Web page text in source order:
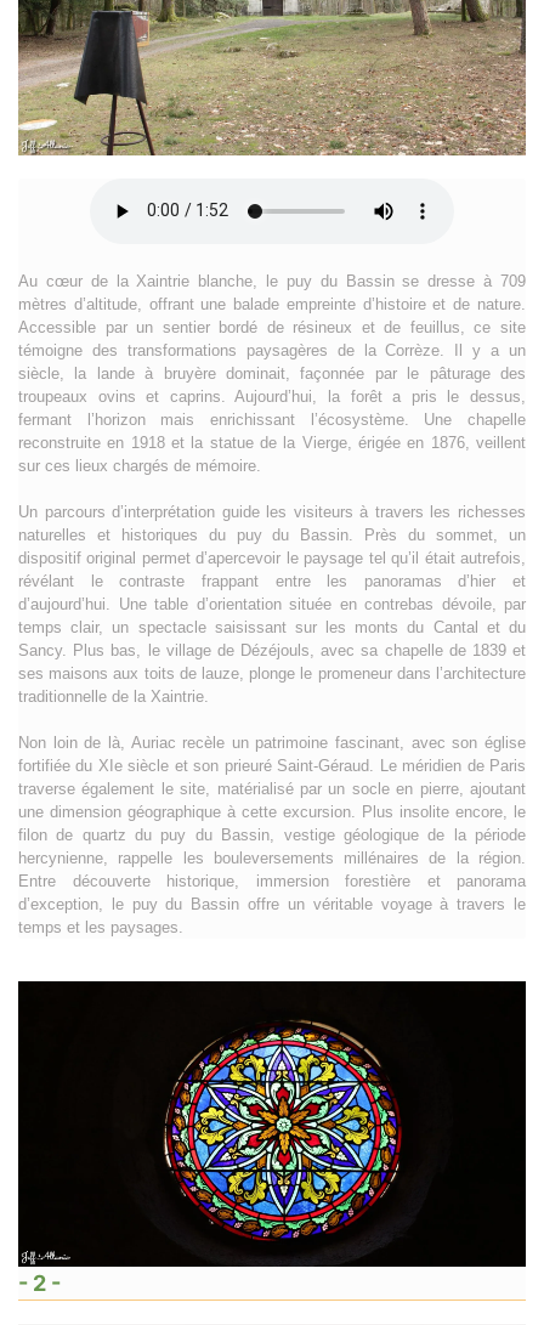
Au cœur de la Xaintrie blanche, le puy du Bassin se dresse à 709
mètres d’altitude, offrant une balade empreinte d’histoire et de nature.
Accessible par un sentier bordé de résineux et de feuillus, ce site
témoigne des transformations paysagères de la Corrèze. Il y a un
siècle, la lande à bruyère dominait, façonnée par le pâturage des
troupeaux ovins et caprins. Aujourd’hui, la forêt a pris le dessus,
fermant l’horizon mais enrichissant l’écosystème. Une chapelle
reconstruite en 1918 et la statue de la Vierge, érigée en 1876, veillent
sur ces lieux chargés de mémoire.
Un parcours d’interprétation guide les visiteurs à travers les richesses
naturelles et historiques du puy du Bassin. Près du sommet, un
dispositif original permet d’apercevoir le paysage tel qu’il était autrefois,
révélant le contraste frappant entre les panoramas d’hier et
d’aujourd’hui. Une table d’orientation située en contrebas dévoile, par
temps clair, un spectacle saisissant sur les monts du Cantal et du
Sancy. Plus bas, le village de Dézéjouls, avec sa chapelle de 1839 et
ses maisons aux toits de lauze, plonge le promeneur dans l’architecture
traditionnelle de la Xaintrie.
Non loin de là, Auriac recèle un patrimoine fascinant, avec son église
fortifiée du XIe siècle et son prieuré Saint-Géraud. Le méridien de Paris
traverse également le site, matérialisé par un socle en pierre, ajoutant
une dimension géographique à cette excursion. Plus insolite encore, le
filon de quartz du puy du Bassin, vestige géologique de la période
hercynienne, rappelle les bouleversements millénaires de la région.
Entre découverte historique, immersion forestière et panorama
d’exception, le puy du Bassin offre un véritable voyage à travers le
temps et les paysages.
- 2 -